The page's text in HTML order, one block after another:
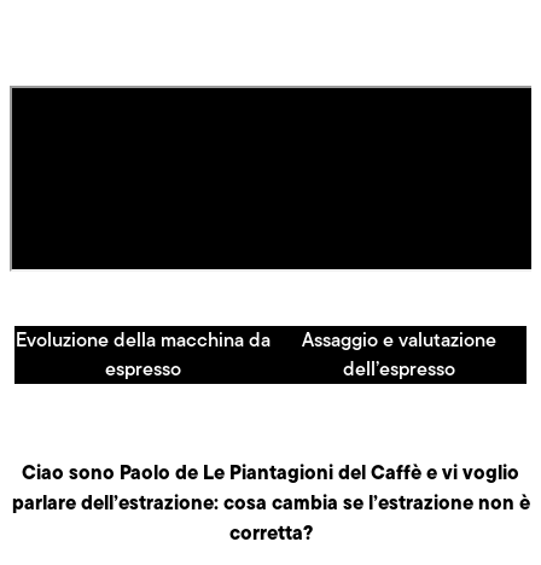
Evoluzione della macchina da
espresso
Assaggio e valutazione
dell’espresso
Ciao sono Paolo de Le Piantagioni del Caffè e vi voglio
parlare dell’estrazione: cosa cambia se l’estrazione non è
corretta?